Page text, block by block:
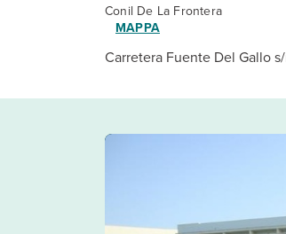
Conil De La Frontera
MAPPA
Carretera Fuente Del Gallo